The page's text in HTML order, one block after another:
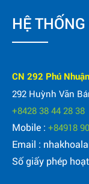
HỆ
CN 292 Phú
292 Huỳnh Văn
+8428 38 44 28 38
Mobile : +84918
Email :
Số giấy phép